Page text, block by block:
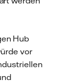
Hub
vor